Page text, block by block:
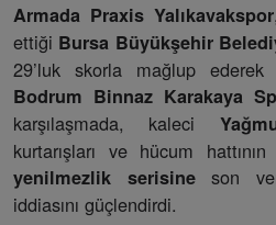
Armada Praxis Yalıkavakspor
ettiği Bursa Büyükşehir
29’luk skorla mağlup
Bodrum Binnaz Karakaya
karşılaşmada, kaleci
kurtarışları ve hücum
yenilmezlik serisineson
iddiasını güçlendirdi.